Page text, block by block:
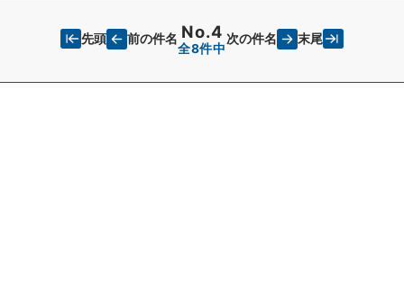
先頭 前の件名 No.4
全8件中
次の件名 末尾